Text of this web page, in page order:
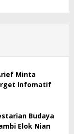
Minta
Infomatif
Budaya
Elok Nian